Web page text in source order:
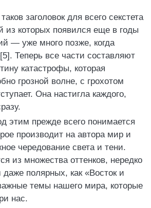
заголовок для всего секстета
из которых появился еще в годы
— уже много позже, когда
Теперь все части составляют
катастрофы, которая
грозной волне, с грохотом
Она настигла каждого,
этим прежде всего понимается
производит на автора мир и
чередование света и тени.
из множества оттенков, нередко
полярных, как «Восток и
темы нашего мира, которые
нас.